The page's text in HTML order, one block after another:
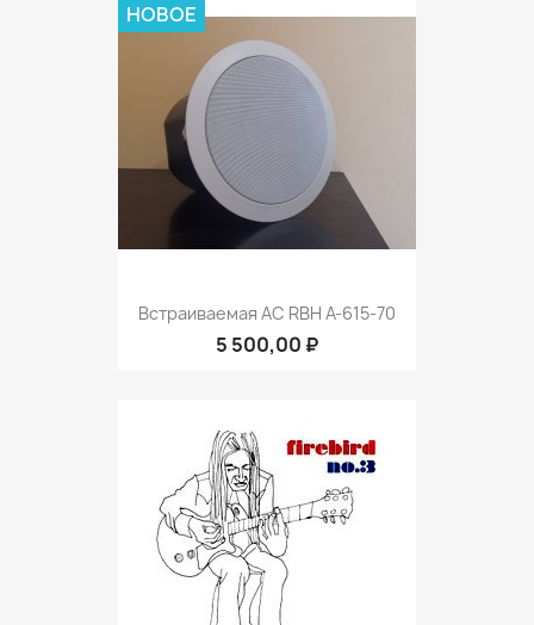
Встраиваемая АС RBH A-615-70
5 500,00 ₽
НОВОЕ